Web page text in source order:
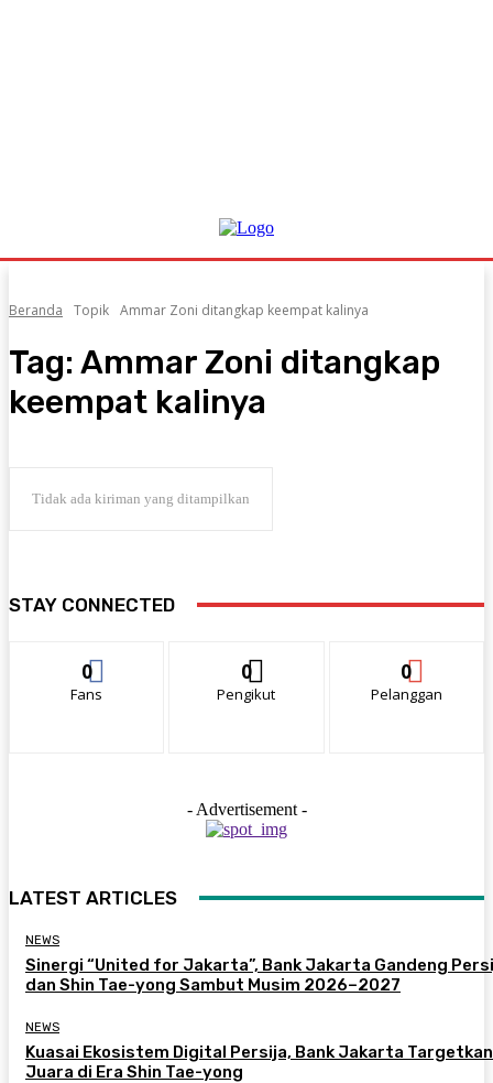
Beranda Topik Ammar Zoni ditangkap keempat kalinya
Tag: Ammar Zoni ditangkap
keempat kalinya
Tidak ada kiriman yang ditampilkan
STAY CONNECTED
0
Fans
0
Pengikut
0
Pelanggan
- Advertisement -
LATEST ARTICLES
NEWS
Sinergi “United for Jakarta”, Bank Jakarta Gandeng
dan Shin Tae-yong Sambut Musim 2026–2027
NEWS
Kuasai Ekosistem Digital Persija, Bank Jakarta Targetkan
Juara di Era Shin Tae-yong